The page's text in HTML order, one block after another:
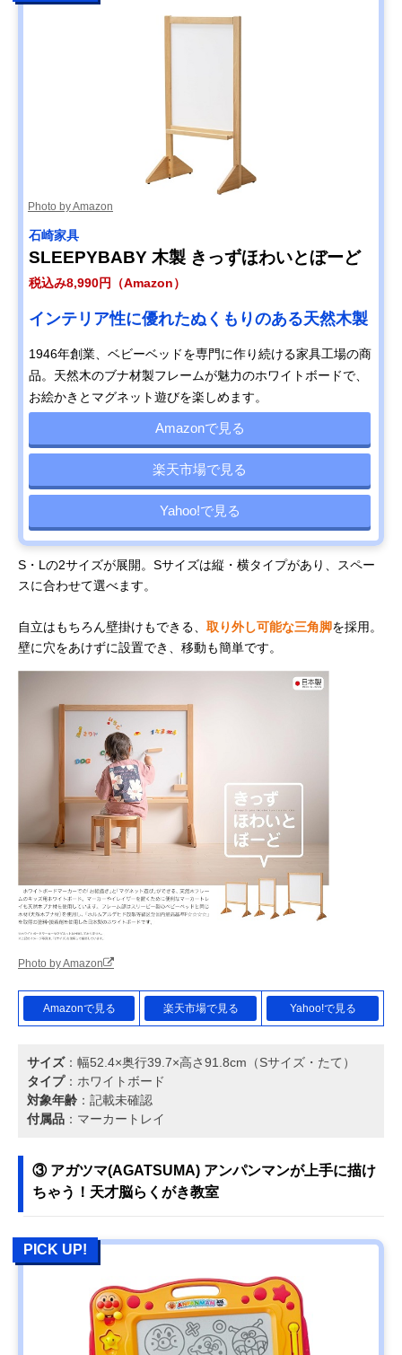
Photo by Amazon
石崎家具
SLEEPYBABY 木製 きっずほわいとぼーど
税込み8,990円（Amazon）
インテリア性に優れたぬくもりのある天然木製
1946年創業、ベビーベッドを専門に作り続ける家具工場の商
品。天然木のブナ材製フレームが魅力のホワイトボードで、
お絵かきとマグネット遊びを楽しめます。
Amazonで見る
楽天市場で見る
Yahoo!で見る
S・Lの2サイズが展開。Sサイズは縦・横タイプがあり、スペー
スに合わせて選べます。
自立はもちろん壁掛けもできる、 取り外し可能な三角脚を採用。
壁に穴をあけずに設置でき、移動も簡単です。
Photo by Amazon
Amazonで見る 楽天市場で見る Yahoo!で見る
サイズ：幅52.4×奥行39.7×高さ91.8cm（Sサイズ・たて）
タイプ：ホワイトボード
対象年齢 ：記載未確認
付属品 ：マーカートレイ
③ アガツマ(AGATSUMA) アンパンマンが上手に描け
ちゃう！天才脳らくがき教室
PICK UP!